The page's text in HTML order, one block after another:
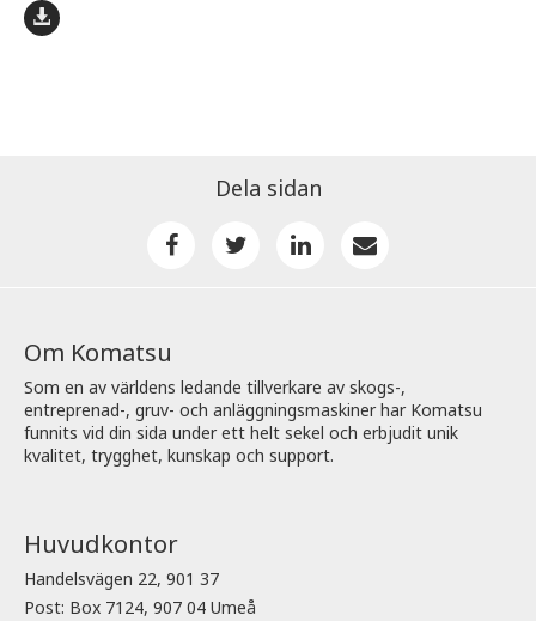
Dela sidan
Om Komatsu
Som en av världens ledande tillverkare av skogs-,
entreprenad-, gruv- och anläggningsmaskiner har Komatsu
funnits vid din sida under ett helt sekel och erbjudit unik
kvalitet, trygghet, kunskap och support.
Huvudkontor
Handelsvägen 22, 901 37
Post: Box 7124, 907 04 Umeå